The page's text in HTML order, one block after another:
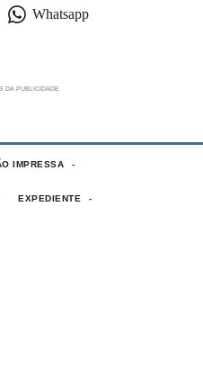
Whatsapp
IMPRESSA
EXPEDIENTE